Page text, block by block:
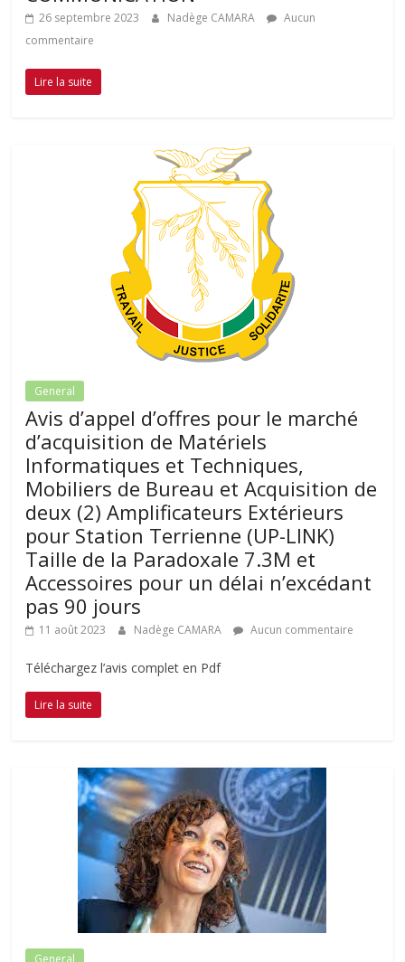
26 septembre 2023 Nadège CAMARA
Aucun
commentaire
Lire la suite
General
Avis d’appel d’offres pour le marché
d’acquisition de Matériels
Informatiques et Techniques,
Mobiliers de Bureau et Acquisition de
deux (2) Amplificateurs Extérieurs
pour Station Terrienne (UP-LINK)
Taille de la Paradoxale 7.3M et
Accessoires pour un délai n’excédant
pas 90 jours
11 août 2023 Nadège CAMARA Aucun commentaire
Téléchargez l’avis complet en Pdf
Lire la suite
General